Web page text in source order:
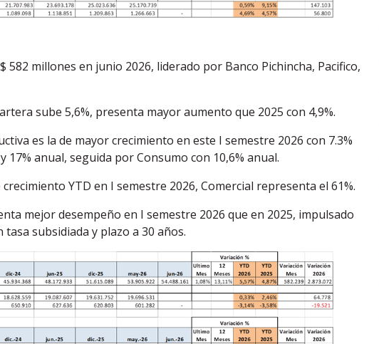
582 millones en junio 2026, liderado por Banco Pichincha, Pacifico,
sube 5,6%, presenta mayor aumento que 2025 con 4,9%.
es la de mayor crecimiento en este I semestre 2026 con 7.3%
17% anual, seguida por Consumo con 10,6% anual.
YTD en I semestre 2026, Comercial representa el 61%.
mejor desempeño en I semestre 2026 que en 2025, impulsado
subsidiada y plazo a 30 años.